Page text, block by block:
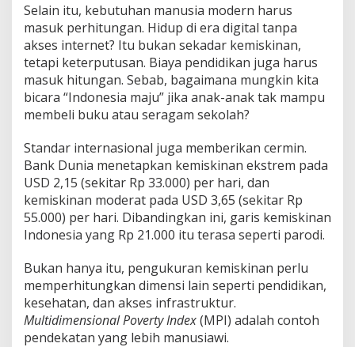
Selain itu, kebutuhan manusia modern harus
masuk perhitungan. Hidup di era digital tanpa
akses internet? Itu bukan sekadar kemiskinan,
tetapi keterputusan. Biaya pendidikan juga harus
masuk hitungan. Sebab, bagaimana mungkin kita
bicara “Indonesia maju” jika anak-anak tak mampu
membeli buku atau seragam sekolah?
Standar internasional juga memberikan cermin.
Bank Dunia menetapkan kemiskinan ekstrem pada
USD 2,15 (sekitar Rp 33.000) per hari, dan
kemiskinan moderat pada USD 3,65 (sekitar Rp
55.000) per hari. Dibandingkan ini, garis kemiskinan
Indonesia yang Rp 21.000 itu terasa seperti parodi.
Bukan hanya itu, pengukuran kemiskinan perlu
memperhitungkan dimensi lain seperti pendidikan,
kesehatan, dan akses infrastruktur.
Multidimensional PovertyIndex(MPI) adalah contoh
pendekatan yang lebih manusiawi.